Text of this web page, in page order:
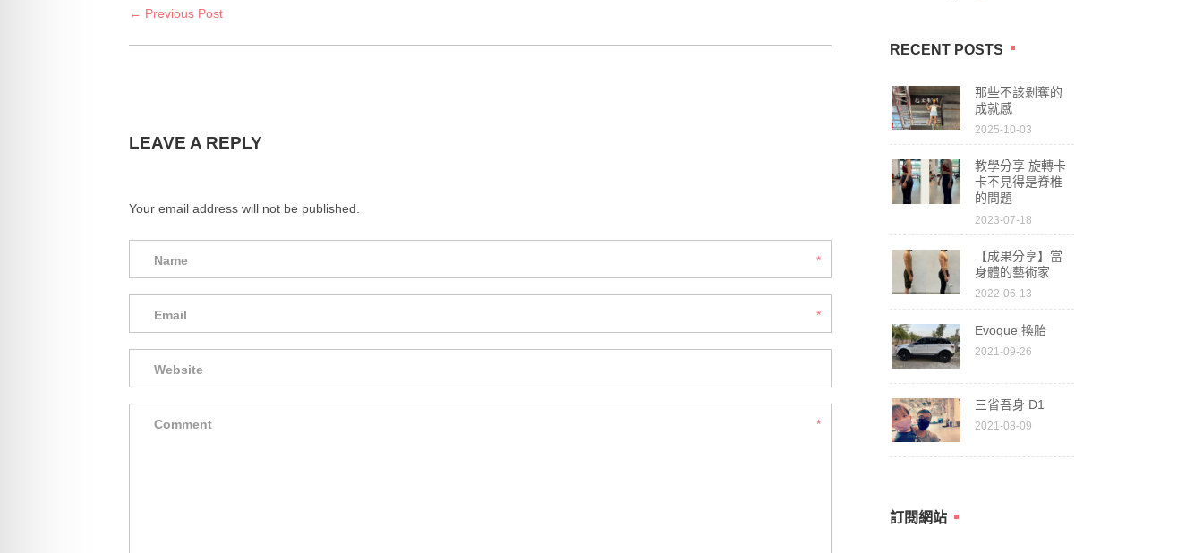
← Previous Post
LEAVE A REPLY
Your email address will not be published.
Name *
Email *
Website
Comment *
RECENT POSTS
那些不該剝奪的
成就感
2025-10-03
教學分享 旋轉卡
卡不見得是脊椎
的問題
2023-07-18
【成果分享】當
身體的藝術家
2022-06-13
Evoque 換胎
2021-09-26
三省吾身 D1
2021-08-09
訂閱網站